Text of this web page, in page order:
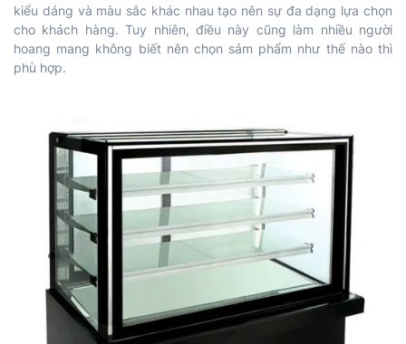
kiểu dáng và màu sắc khác nhau tạo nên sự đa dạng lựa chọn
cho khách hàng. Tuy nhiên, điều này cũng làm nhiều người
hoang mang không biết nên chọn sảm phẩm như thế nào thì
phù hợp.